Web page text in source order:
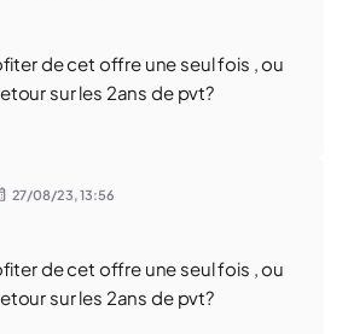
de cet offre une seul fois , ou
sur les 2ans de pvt?
27/08/23,13:56
de cet offre une seul fois , ou
sur les 2ans de pvt?